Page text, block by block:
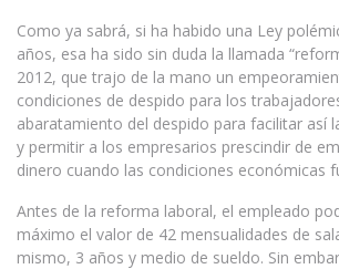
Como ya sabrá, si ha habido una Ley
años, esa ha sido sin duda la llamada
2012, que trajo de la mano un
condiciones de despido para los
abaratamiento del despido para facilitar así
y permitir a los empresarios prescindir de
dinero cuando las condiciones económicas
Antes de la reforma laboral, el empleado
máximo el valor de 42 mensualidades de
mismo, 3 años y medio de sueldo. Sin